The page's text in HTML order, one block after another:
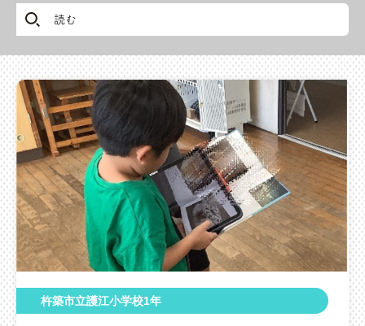
杵築市立護江小学校1年